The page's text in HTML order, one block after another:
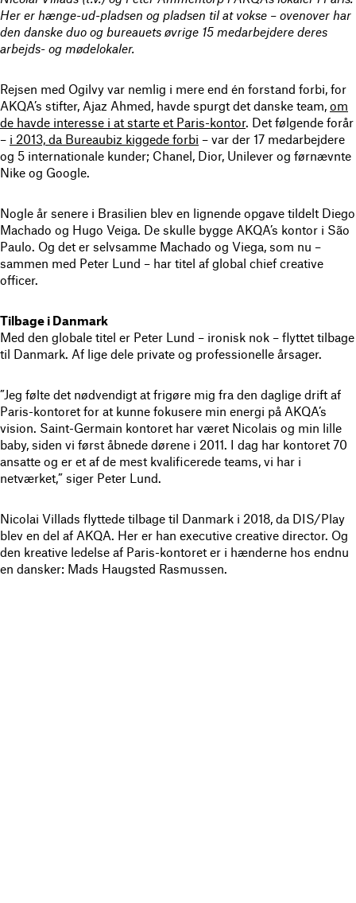
Her er hænge-ud-pladsen og pladsen til at vokse – ovenover har
den danske duo og bureauets øvrige 15 medarbejdere deres
arbejds- og mødelokaler.
Rejsen med Ogilvy var nemlig i mere end én forstand forbi, for
AKQA’s stifter, Ajaz Ahmed, havde spurgt det danske team, om
de havde interesse i at starte et Paris-kontor. Det følgende forår
– i 2013, da Bureaubiz kiggede forbi – var der 17 medarbejdere
og 5 internationale kunder; Chanel, Dior, Unilever og førnævnte
Nike og Google.
Nogle år senere i Brasilien blev en lignende opgave tildelt Diego
Machado og Hugo Veiga. De skulle bygge AKQA’s kontor i São
Paulo. Og det er selvsamme Machado og Viega, som nu –
sammen med Peter Lund – har titel af global chief creative
officer.
Tilbage i Danmark
Med den globale titel er Peter Lund – ironisk nok – flyttet tilbage
til Danmark. Af lige dele private og professionelle årsager.
”Jeg følte det nødvendigt at frigøre mig fra den daglige drift af
Paris-kontoret for at kunne fokusere min energi på AKQA’s
vision. Saint-Germain kontoret har været Nicolais og min lille
baby, siden vi først åbnede dørene i 2011. I dag har kontoret 70
ansatte og er et af de mest kvalificerede teams, vi har i
netværket,” siger Peter Lund.
Nicolai Villads flyttede tilbage til Danmark i 2018, da DIS/Play
blev en del af AKQA. Her er han executive creative director. Og
den kreative ledelse af Paris-kontoret er i hænderne hos endnu
en dansker: Mads Haugsted Rasmussen.